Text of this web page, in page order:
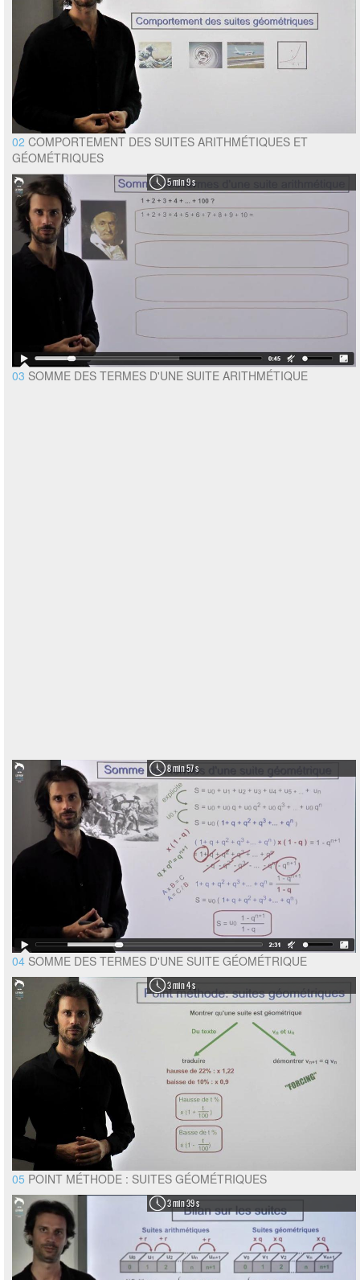
02 COMPORTEMENT DES SUITES ARITHMÉTIQUES ET
GÉOMÉTRIQUES
5 min 9 s
03 SOMME DES TERMES D'UNE SUITE ARITHMÉTIQUE
8 min 57 s
04 SOMME DES TERMES D'UNE SUITE GÉOMÉTRIQUE
3 min 4 s
05 POINT MÉTHODE : SUITES GÉOMÉTRIQUES
3 min 39 s